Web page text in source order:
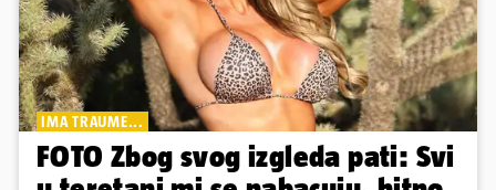
IMA TRAUME...
FOTO Zbog svog izgleda pati: Svi